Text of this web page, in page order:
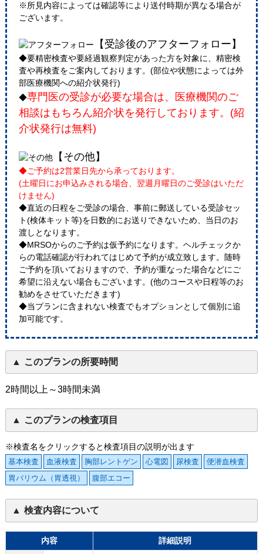
※所見内容によっては確認等により送付時期が異なる場合が
ございます。
【受診後のアフターフォロー】
◆要精密検査や要経過観察判定があった方を対象に、精密検
査や再検査をご案内しております。(部位や状態によっては外
部医療機関への紹介状発行)
◆専門医の受診が必要な場合は、医療機関のご
相談はもちろん紹介状を発行しております。(紹
介状発行は無料)
【その他】
◆ご予約は2営業日先から承っております。
(土曜日にお申込みされる場合、翌週月曜日のご受診はいただ
けません)
◆直近の日程をご受診の場合、事前に郵送している受診セッ
ト(検体キット等)を日数的にお送りできないため、当日のお
渡しとなります。
◆MRSOからのご予約は仮予約になります。ヘルチェックか
らの電話確認が行われてはじめて予約が成立致します。随時
ご予約を頂いておりますので、予約が重なった場合などにご
希望に沿えない場合もございます。(他のコースや日程等のお
勧めをさせていただきます)
◆当プランに含まれない検査でもオプションとして個別に追
加可能です。
このプランの所要時間
2時間以上～3時間未満
このプランの検査項目
※検査名をクリックすると検査項目の説明が出ます
基本検査 血液検査 胸部レントゲン 心電図 尿検査
便潜血検査
胃バリウム（胃透視）
腹部エコー
検査内容について
内容 詳細説明